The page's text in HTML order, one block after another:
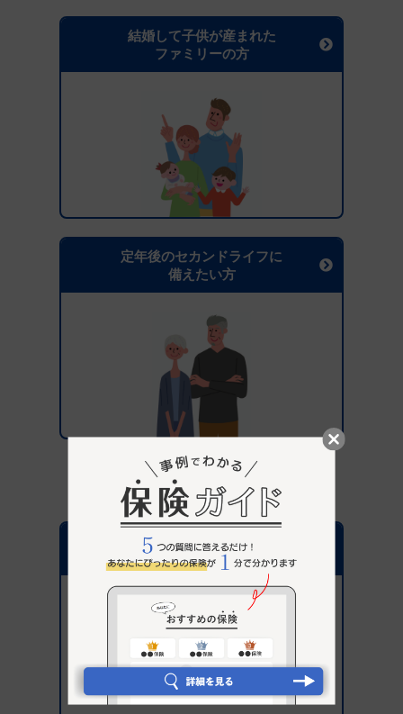
結婚して子供が産まれた
ファミリーの方
定年後のセカンドライフに
備えたい方
保険選びがはじめての方へ
パナソニック保険サービス
が選ばれている理由